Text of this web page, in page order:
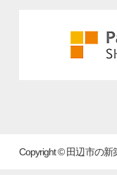
Copyright © 田辺市の新